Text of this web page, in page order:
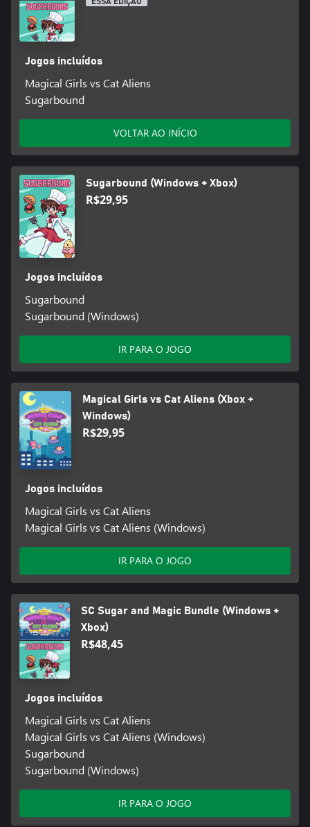
Jogos incluídos
Magical Girls vs Cat Aliens
Sugarbound
VOLTAR AO INÍCIO
Sugarbound (Windows + Xbox)
R$29,95
Jogos incluídos
Sugarbound
Sugarbound (Windows)
IR PARA O JOGO
Magical Girls vs Cat Aliens (Xbox +
Windows)
R$29,95
Jogos incluídos
Magical Girls vs Cat Aliens
Magical Girls vs Cat Aliens (Windows)
IR PARA O JOGO
SC Sugar and Magic Bundle (Windows +
Xbox)
R$48,45
Jogos incluídos
Magical Girls vs Cat Aliens
Magical Girls vs Cat Aliens (Windows)
Sugarbound
Sugarbound (Windows)
IR PARA O JOGO